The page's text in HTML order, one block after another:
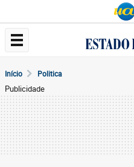
Início Politica
Publicidade